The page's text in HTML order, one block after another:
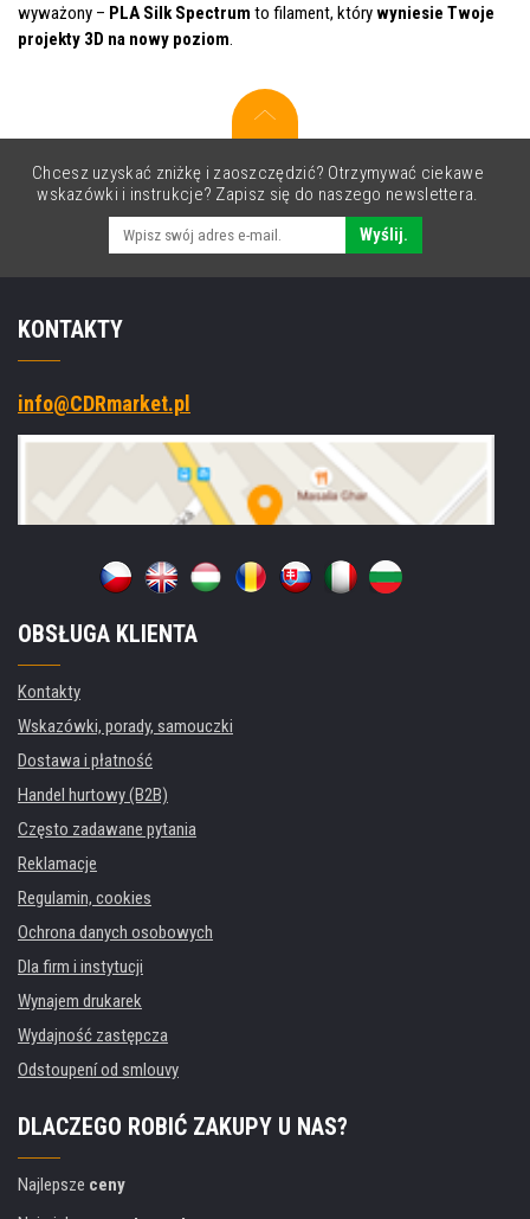
wyważony – PLA Silk Spectrum to filament, którywyniesie Twoje
projekty 3D na nowy poziom.
Chcesz uzyskać zniżkę i zaoszczędzić? Otrzymywać ciekawe
wskazówki i instrukcje? Zapisz się do naszego newslettera.
Wyślij.
KONTAKTY
info@CDRmarket.pl
OBSŁUGA KLIENTA
Kontakty
Wskazówki, porady, samouczki
Dostawa i płatność
Handel hurtowy (B2B)
Często zadawane pytania
Reklamacje
Regulamin, cookies
Ochrona danych osobowych
Dla firm i instytucji
Wynajem drukarek
Wydajność zastępcza
Odstoupení od smlouvy
DLACZEGO ROBIĆ ZAKUPY U NAS?
Najlepsze ceny